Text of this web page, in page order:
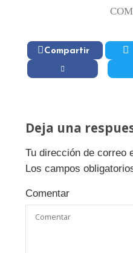
Compartir
Deja una
Tu dirección de correo
Los campos
Comentar